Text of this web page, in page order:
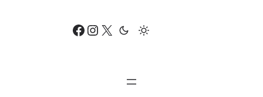
Facebook Instagram X